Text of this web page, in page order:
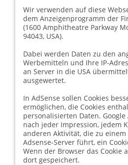
Wir verwenden auf diese
dem Anzeigenprogramm der
(1600 Amphitheatre Parkway
94043, USA).
Dabei werden Daten zu den
Werbemitteln und Ihre IP-
an Server in die USA
ausgewertet.
In AdSense sollen Cookies
ermöglichen, die Cookies
personalisierten Daten. Google
nach jeder Impression, jedem
anderen Aktivität, die zu
Adsense-Server führt, ein
Wenn der Browser das Cookie
dort gespeichert.